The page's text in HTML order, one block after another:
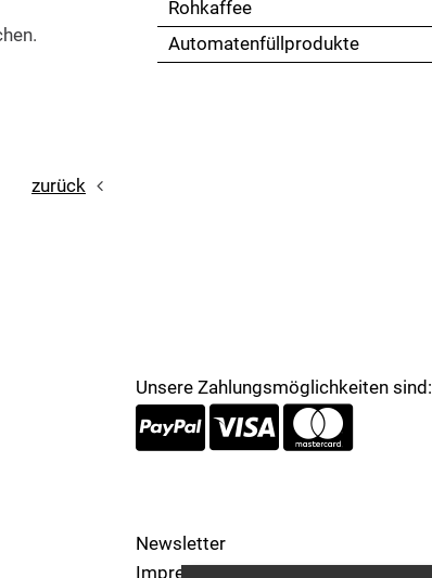
zurück
Rohkaffee
Automatenfüllprodukte
Unsere Zahlungsmöglichkeiten sind:
Newsletter
Impressum